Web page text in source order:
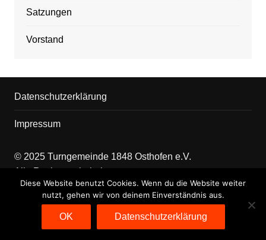
Satzungen
Vorstand
Datenschutzerklärung
Impressum
© 2025 Turngemeinde 1848 Osthofen e.V.
Alle Rechte vorbehalten
Kontakt
Diese Website benutzt Cookies. Wenn du die Website weiter
nutzt, gehen wir von deinem Einverständnis aus.
OK Datenschutzerklärung